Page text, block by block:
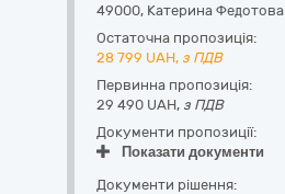
49000, Катерина Федотова
Остаточна пропозиція:
28 799 UAH, з ПДВ
Первинна пропозиція:
29 490 UAH, з ПДВ
Документи пропозиції:
Показати документи
Документи рішення: